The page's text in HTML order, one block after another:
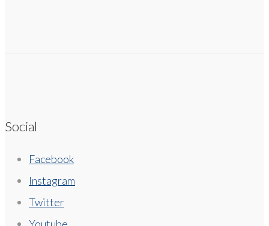
Social
Facebook
Instagram
Twitter